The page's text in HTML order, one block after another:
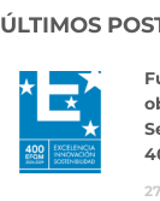
ÚLTIMOS
27